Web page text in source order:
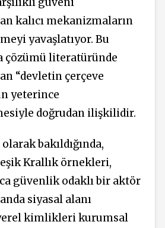
kalıcı mekanizmaların
yavaşlatıyor. Bu
çözümü literatüründe
“devletin çerçeve
yeterince
doğrudan ilişkilidir.
bakıldığında,
Krallık örnekleri,
güvenlik odaklı bir aktör
siyasal alanı
kimlikleri kurumsal